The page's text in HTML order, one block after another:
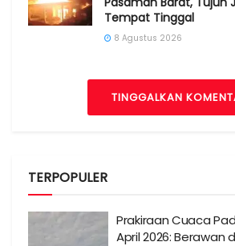
Tempat Tinggal
8 Agustus 2026
TINGGALKAN
TERPOPULER
Prakiraan Cuaca
April 2026: Berawan